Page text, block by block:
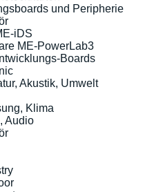
und Peripherie
iDS
ME-PowerLab3
Boards
Akustik, Umwelt
Klima
Audio